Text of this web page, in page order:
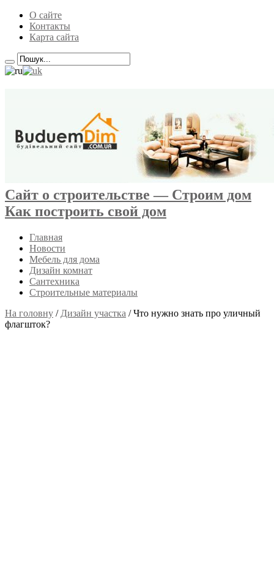
О сайте
Контакты
Карта сайта
Сайт о строительстве — Строим дом
Как построить свой дом
Главная
Новости
Мебель для дома
Дизайн комнат
Сантехника
Строительные материалы
На головну / Дизайн участка /Что нужно знать про уличный
флагшток?